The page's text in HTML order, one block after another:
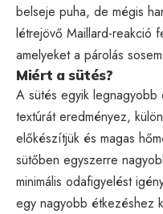
belseje puha, de mégis
létrejövő Maillard-reakció
amelyeket a párolás
Miért a sütés?
A sütés egyik legnagyobb
textúrát eredményez,
előkészítjük és magas
sütőben egyszerre
minimális odafigyelést
egy nagyobb étkezéshez